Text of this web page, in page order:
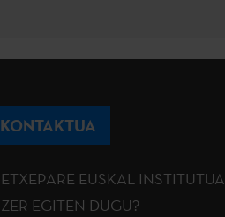
KONTAKTUA
ETXEPARE EUSKAL INSTITUTUA
ZER EGITEN DUGU?